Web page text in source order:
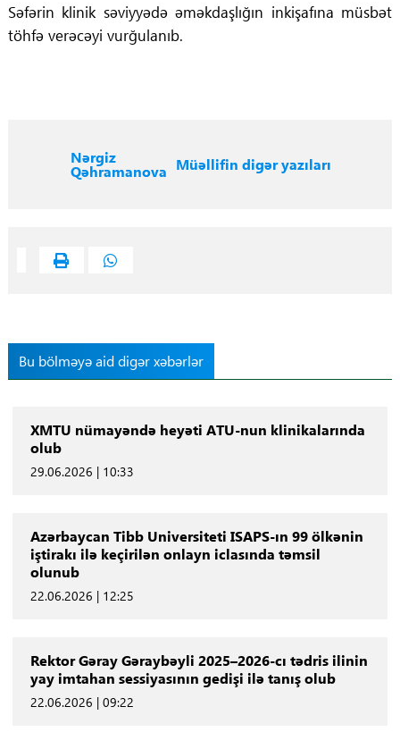
Səfərin klinik səviyyədə əməkdaşlığın inkişafına müsbət
töhfə verəcəyi vurğulanıb.
Nərgiz
Qəhramanova Müəllifin digər yazıları
Bu bölməyə aid digər xəbərlər
XMTU nümayəndə heyəti ATU-nun klinikalarında
olub
29.06.2026 | 10:33
Azərbaycan Tibb Universiteti ISAPS-ın 99 ölkənin
iştirakı ilə keçirilən onlayn iclasında təmsil
olunub
22.06.2026 | 12:25
Rektor Gəray Gəraybəyli 2025–2026-cı tədris ilinin
yay imtahan sessiyasının gedişi ilə tanış olub
22.06.2026 | 09:22